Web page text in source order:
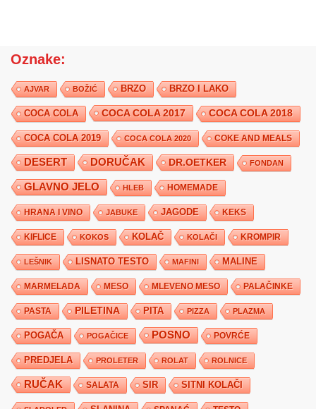
Oznake:
AJVAR BOŽIĆ BRZO BRZO I LAKO
COCA COLA COCA COLA 2017 COCA COLA 2018
COCA COLA 2019 COCA COLA 2020 COKE AND MEALS
DESERT DORUČAK DR.OETKER FONDAN
GLAVNO JELO HLEB HOMEMADE
HRANA I VINO JABUKE JAGODE KEKS
KIFLICE KOKOS KOLAČ KOLAČI KROMPIR
LEŠNIK LISNATO TESTO MAFINI MALINE
MARMELADA MESO MLEVENO MESO PALAČINKE
PASTA PILETINA PITA PIZZA PLAZMA
POGAČA POGAČICE POSNO POVRĆE
PREDJELA PROLETER ROLAT ROLNICE
RUČAK SALATA SIR SITNI KOLAČI